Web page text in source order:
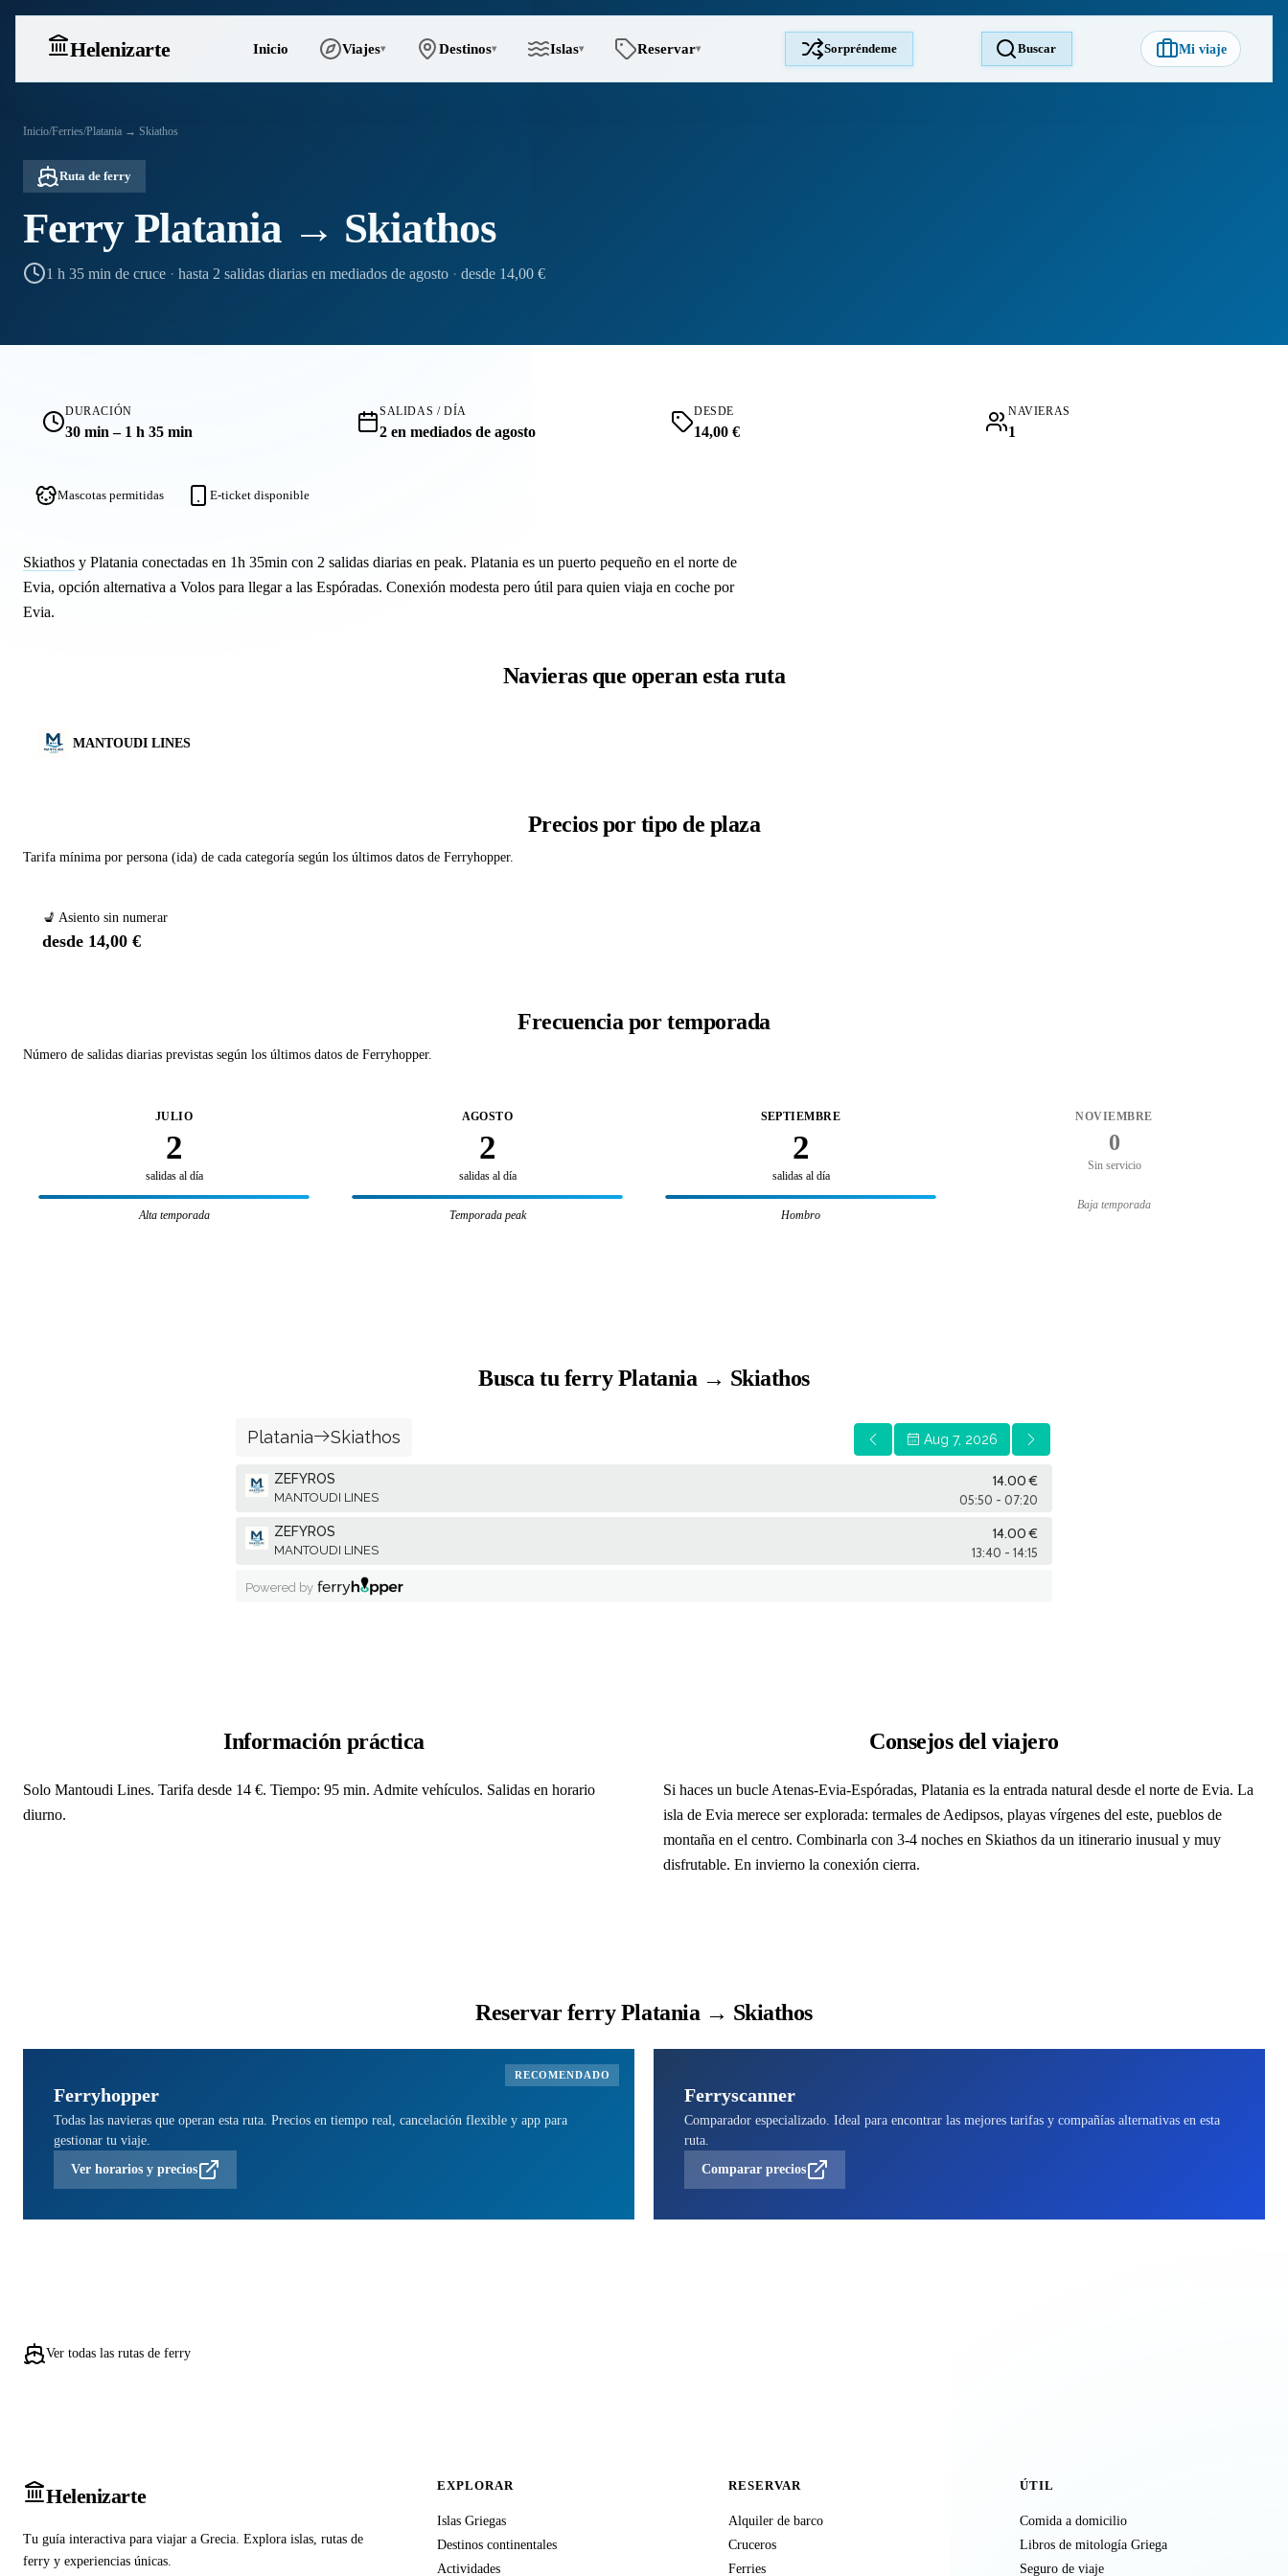
Helenizarte Inicio Viajes▾ Destinos▾ Islas▾ Reservar▾ Sorpréndeme Buscar Mi viaje
Inicio/Ferries/Platania → Skiathos
Ruta de ferry
Ferry Platania → Skiathos
1 h 35 min de cruce · hasta 2 salidas diarias en mediados de agosto · desde 14,00 €
DURACIÓN
30 min – 1 h 35 min
SALIDAS / DÍA
2 en mediados de agosto
DESDE
14,00 €
NAVIERAS
1
Mascotas permitidas E-ticket disponible
Skiathos y Platania conectadas en 1h 35min con 2 salidas diarias en peak. Platania es un puerto pequeño en el norte de
Evia, opción alternativa a Volos para llegar a las Espóradas. Conexión modesta pero útil para quien viaja en coche por
Evia.
Navieras que operan esta ruta
MANTOUDI LINES
Precios por tipo de plaza
Tarifa mínima por persona (ida) de cada categoría según los últimos datos de Ferryhopper.
💺 Asiento sin numerar
desde 14,00 €
Frecuencia por temporada
Número de salidas diarias previstas según los últimos datos de Ferryhopper.
JULIO
2
salidas al día
Alta temporada
AGOSTO
2
salidas al día
Temporada peak
SEPTIEMBRE
2
salidas al día
Hombro
NOVIEMBRE
0
Sin servicio
Baja temporada
Busca tu ferry Platania → Skiathos
Información práctica
Solo Mantoudi Lines. Tarifa desde 14 €. Tiempo: 95 min. Admite vehículos. Salidas en horario
diurno.
Consejos del viajero
Si haces un bucle Atenas-Evia-Espóradas, Platania es la entrada natural desde el norte de Evia. La
isla de Evia merece ser explorada: termales de Aedipsos, playas vírgenes del este, pueblos de
montaña en el centro. Combinarla con 3-4 noches en Skiathos da un itinerario inusual y muy
disfrutable. En invierno la conexión cierra.
Reservar ferry Platania → Skiathos
RECOMENDADO
Ferryhopper
Todas las navieras que operan esta ruta. Precios en tiempo real, cancelación flexible y app para
gestionar tu viaje.
Ver horarios y precios
Ferryscanner
Comparador especializado. Ideal para encontrar las mejores tarifas y compañías alternativas en esta
ruta.
Comparar precios
Ver todas las rutas de ferry
Helenizarte
Tu guía interactiva para viajar a Grecia. Explora islas, rutas de
ferry y experiencias únicas.
EXPLORAR
Islas Griegas
Destinos continentales
Actividades
RESERVAR
Alquiler de barco
Cruceros
Ferries
ÚTIL
Comida a domicilio
Libros de mitología Griega
Seguro de viaje